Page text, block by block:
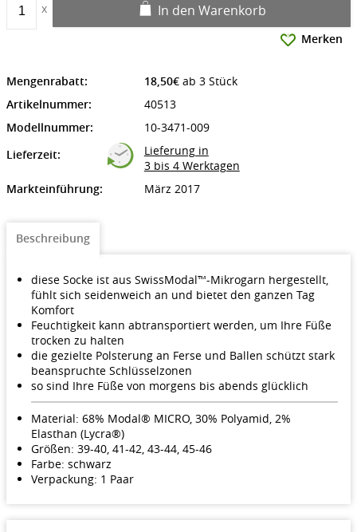
In den Warenkorb
Merken
Mengenrabatt: 18,50€ab 3 Stück
Artikelnummer:
40513
Modellnummer:
10-3471-009
Lieferzeit:
Lieferung in
3 bis 4 Werktagen
Markteinführung:
März 2017
Beschreibung
diese Socke ist aus SwissModal™-Mikrogarn hergestellt,
fühlt sich seidenweich an und bietet den ganzen Tag
Komfort
Feuchtigkeit kann abtransportiert werden, um Ihre Füße
trocken zu halten
die gezielte Polsterung an Ferse und Ballen schützt stark
beanspruchte Schlüsselzonen
so sind Ihre Füße von morgens bis abends glücklich
Material: 68% Modal® MICRO, 30% Polyamid, 2%
Elasthan (Lycra®)
Größen: 39-40, 41-42, 43-44, 45-46
Farbe: schwarz
Verpackung: 1 Paar